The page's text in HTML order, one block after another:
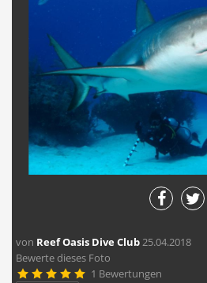
von Reef Oasis Dive Club25.04.2018
Bewerte dieses Foto
     1 Bewertungen